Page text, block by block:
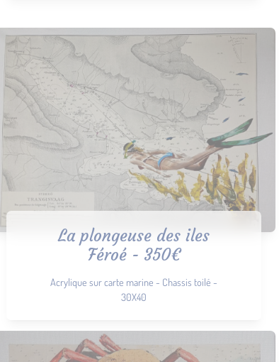
La plongeuse des iles
Féroé - 350€
Acrylique sur carte marine - Chassis toilé -
30X40